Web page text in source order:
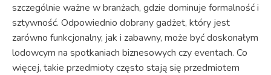
szczególnie ważne w branżach, gdzie dominuje formalność i
sztywność. Odpowiednio dobrany gadżet, który jest
zarówno funkcjonalny, jak i zabawny, może być doskonałym
lodowcym na spotkaniach biznesowych czy eventach. Co
więcej, takie przedmioty często stają się przedmiotem